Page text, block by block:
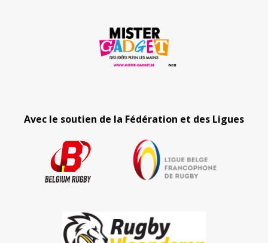
Avec le soutien de la Fédération et des Ligues